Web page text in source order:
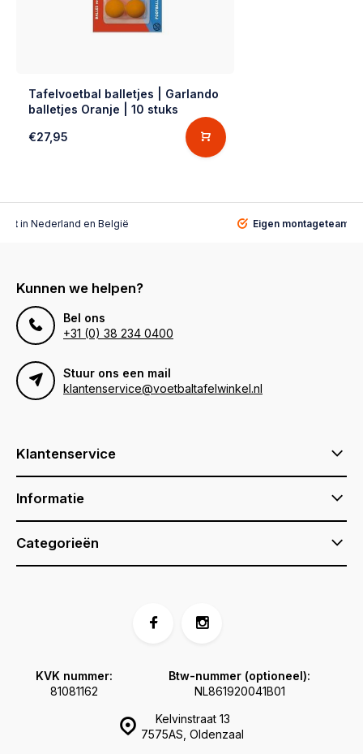
Tafelvoetbal balletjes | Garlando
balletjes Oranje | 10 stuks
€27,95
in Nederland en België Eigen montageteam
Kunnen we helpen?
Bel ons
+31 (0) 38 234 0400
Stuur ons een mail
klantenservice@voetbaltafelwinkel.nl
Klantenservice
Informatie
Categorieën
Kelvinstraat 13
7575AS, Oldenzaal
KVK nummer:
81081162
Btw-nummer (optioneel):
NL861920041B01